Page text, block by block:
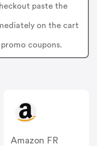
paste the
on the cart
coupons.
Amazon FR